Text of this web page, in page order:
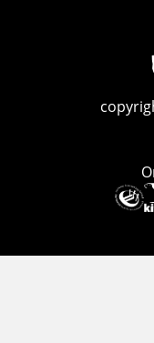
Deze
link
naar